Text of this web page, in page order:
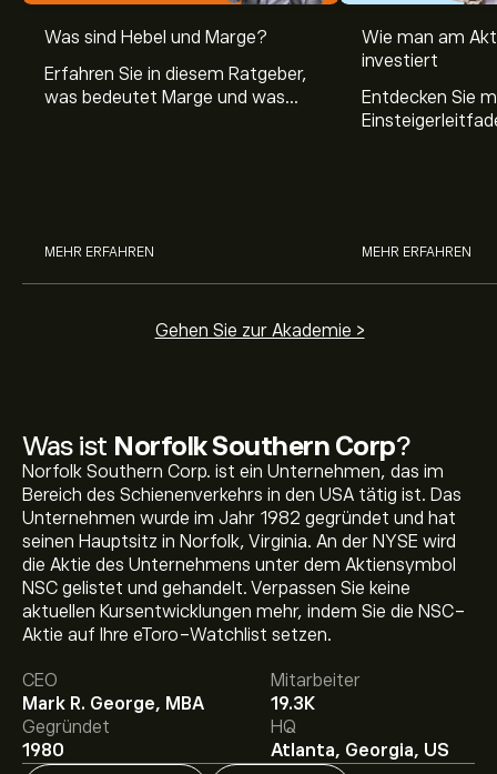
Was ist Norfolk Southern Corp?
Norfolk Southern Corp. ist ein Unternehmen, das im
Bereich des Schienenverkehrs in den USA tätig ist. Das
Unternehmen wurde im Jahr 1982 gegründet und hat
seinen Hauptsitz in Norfolk, Virginia. An der NYSE wird
die Aktie des Unternehmens unter dem Aktiensymbol
NSC gelistet und gehandelt. Verpassen Sie keine
aktuellen Kursentwicklungen mehr, indem Sie die NSC-
Aktie auf Ihre eToro-Watchlist setzen.
CEO
Mark R. George, MBA
Mitarbeiter
19.3K
Gegründet
1980
HQ
Atlanta, Georgia, US
Was sind Hebel und Marge?
Erfahren Sie in diesem Ratgeber,
was bedeutet Marge und was
MEHR ERFAHREN
Wie man am
investiert
Entdecken Sie
MEHR ERFAHREN
Gehen Sie zur Akademie >
Aktueller NSC Aktienkurs liegt bei 327.11‎$‎.
Corp liegt bei 327.11‎$‎.
Registrieren Sie sich bei eToro
detaillierte Analystenprognosen und Kursziele zu
erhalten.
Analysten erstellen Prognosen für Norfolk Southern